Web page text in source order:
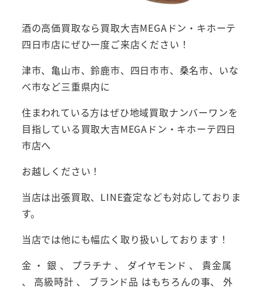
酒の高価買取なら買取大吉MEGAドン・キホーテ
四日市店にぜひ一度ご来店ください！
津市、亀山市、鈴鹿市、四日市市、桑名市、いな
べ市など三重県内に
住まわれている方はぜひ地域買取ナンバーワンを
目指している買取大吉MEGAドン・キホーテ四日
市店へ
お越しください！
当店は出張買取、LINE査定なども対応しておりま
す。
当店では他にも幅広く取り扱いしております！
金 ・ 銀 、 プラチナ 、 ダイヤモンド 、 貴金属
、 高級時計 、 ブランド品 はもちろんの事、 外